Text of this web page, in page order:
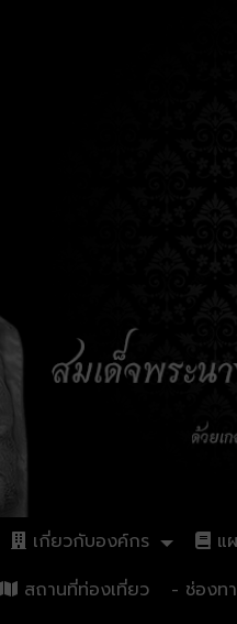
เกี่ยวกับองค์กร แ
สถานที่ท่องเที่ยว
- ช่องท